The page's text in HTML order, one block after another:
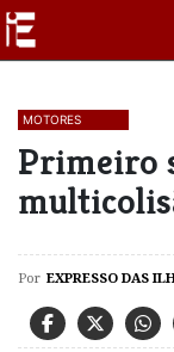
MOTORES
Primeiro
Por EXPRESSO DAS